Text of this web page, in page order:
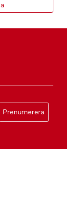
Prenumerera